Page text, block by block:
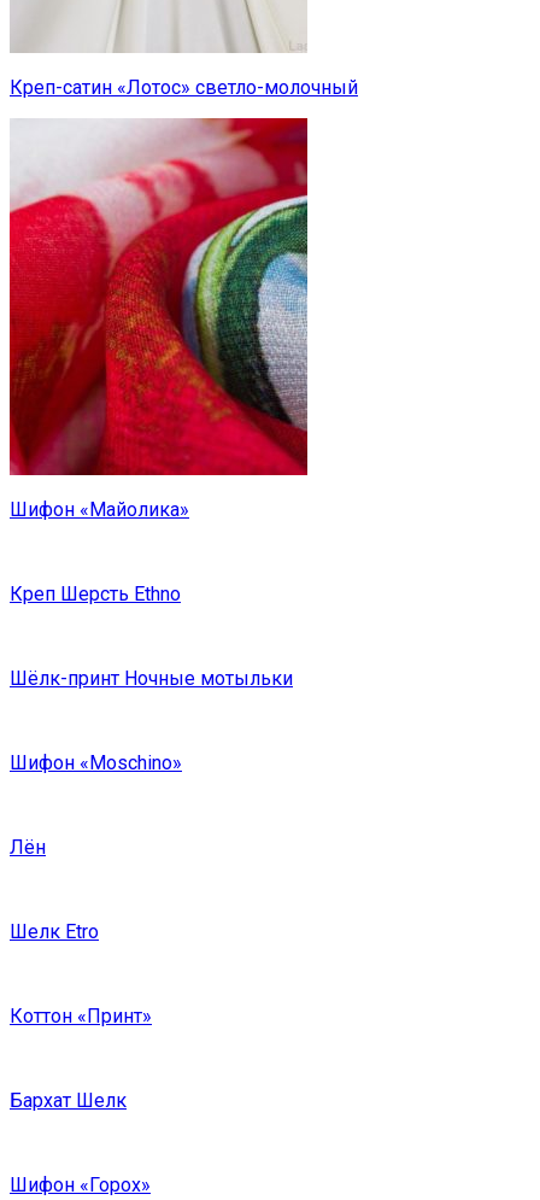
Креп-сатин «Лотос» светло-молочный
Шифон «Майолика»
Креп Шерсть Ethno
Шёлк-принт Ночные мотыльки
Шифон «Moschino»
Лён
Шелк Etro
Коттон «Принт»
Бархат Шелк
Шифон «Горох»